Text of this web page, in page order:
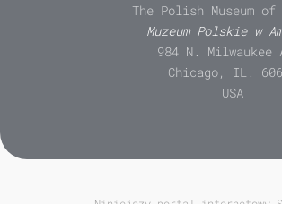
The Polish Museum of
Muzeum Polskie w
984 N. Milwaukee
Chicago, IL.
USA